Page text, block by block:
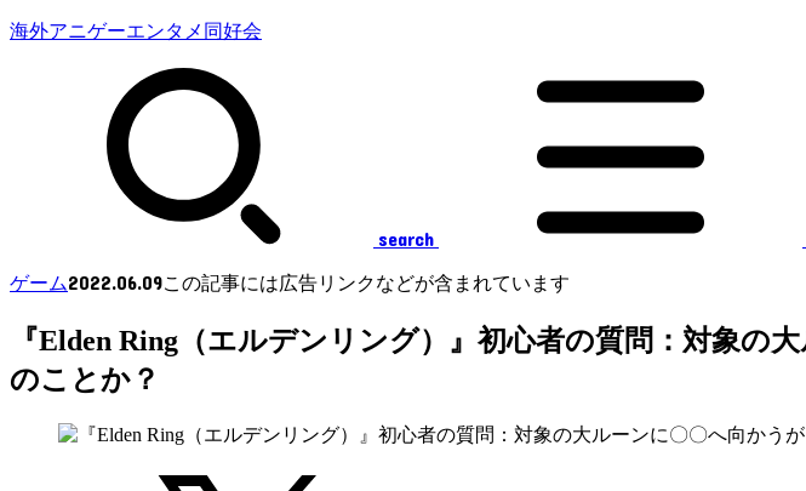
海外アニゲーエンタメ同好会
search
ゲーム2022.06.09この記事には広告リンクなどが含まれています
『Elden Ring（エルデンリング）』初心者の質問：対象
のことか？